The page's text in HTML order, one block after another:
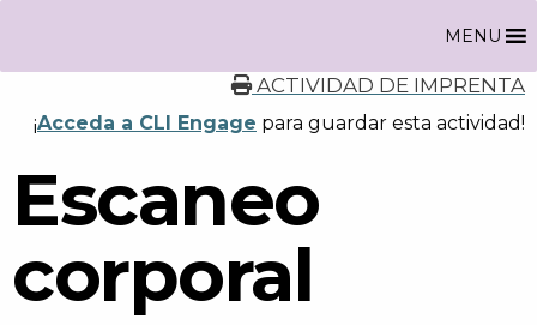
MENU
ACTIVIDAD DE IMPRENTA
¡Acceda a CLI Engage para guardar esta actividad!
Escaneo
corporal